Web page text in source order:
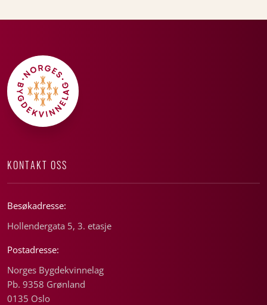
KONTAKT OSS
Besøkadresse:
Hollendergata 5, 3. etasje
Postadresse:
Norges Bygdekvinnelag
Pb. 9358 Grønland
0135 Oslo